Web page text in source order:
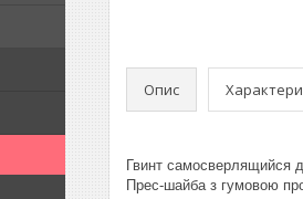
Опис
Гвинт самосверлящийся
Прес-шайба з гумовою